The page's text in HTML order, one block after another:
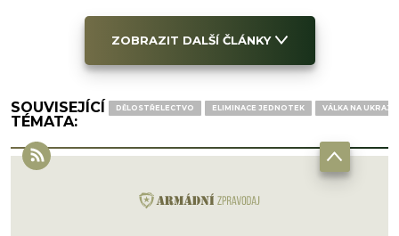
ZOBRAZIT DALŠÍ ČLÁNKY
SOUVISEJÍCÍ
TÉMATA:
DĚLOSTŘELECTVO ELIMINACE JEDNOTEK VÁLKA NA